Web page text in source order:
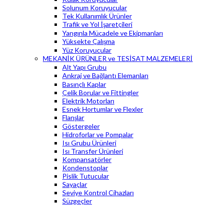
Solunum Koruyucular
Tek Kullanımlık Ürünler
Trafik ve Yol İşaretçileri
Yangınla Mücadele ve Ekipmanları
Yüksekte Çalışma
Yüz Koruyucular
MEKANİK ÜRÜNLER ve TESİSAT MALZEMELERİ
Alt Yapı Grubu
Ankraj ve Bağlantı Elemanları
Basınçlı Kaplar
Çelik Borular ve Fittingler
Elektrik Motorları
Esnek Hortumlar ve Flexler
Flanşlar
Göstergeler
Hidroforlar ve Pompalar
Isı Grubu Ürünleri
Isı Transfer Ürünleri
Kompansatörler
Kondenstoplar
Pislik Tutucular
Sayaçlar
Seviye Kontrol Cihazları
Süzgeçler